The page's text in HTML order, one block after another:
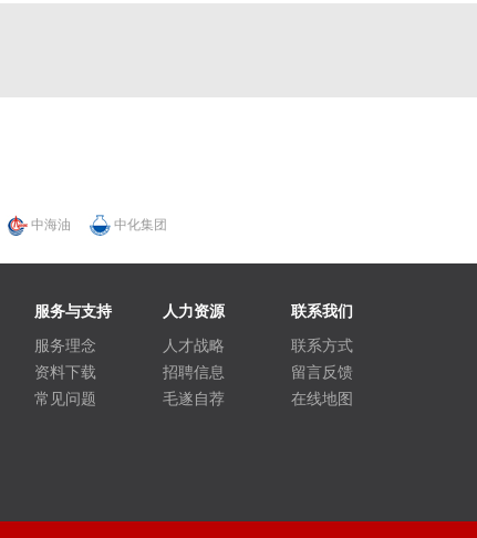
中海油 中化集团
服务与支持
服务理念
资料下载
常见问题
人力资源
人才战略
招聘信息
毛遂自荐
联系我们
联系方式
留言反馈
在线地图